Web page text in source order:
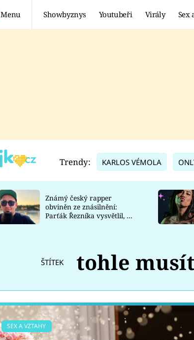
Menu Showbyznys Youtubeři Virály Sex
TADEÁŠ KUBĚNKA
DATEL
Trendy: KARLOS VÉMOLA
Známý český rapper
obviněn ze znásilnění:
Parťák Řezníka vysvětlil, co
ŠTÍTEK tohle
SEX A VZTAHY